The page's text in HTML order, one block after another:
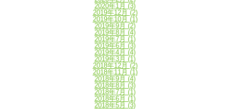
2020年1月 (3)
2019年12月 (2)
2019年10月 (1)
2019年9月 (2)
2019年8月 (4)
2019年7月 (1)
2019年6月 (3)
2019年4月 (4)
2019年3月 (1)
2018年12月 (2)
2018年11月 (1)
2018年9月 (4)
2018年8月 (3)
2018年7月 (1)
2018年6月 (1)
2018年5月 (3)